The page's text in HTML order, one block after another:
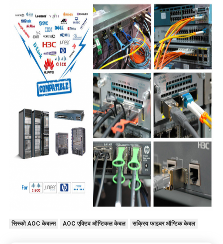
सिस्को AOC केबल्स AOC एक्टिव ऑप्टिकल केबल सक्रिय फाइबर ऑप्टिक केबल